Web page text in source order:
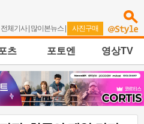
전체기사| 많이본뉴스 | 사진구매
츠 포토엔 영상TV